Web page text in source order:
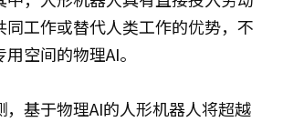
同工作或替代人类工作的优势，不
空间的物理AI。
，基于物理AI的人形机器人将超越